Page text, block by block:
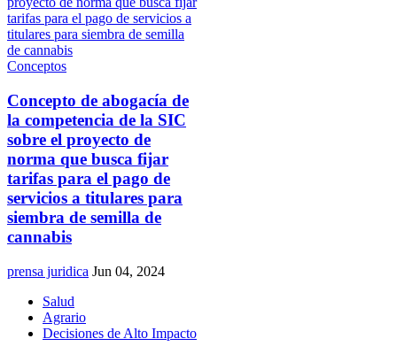
Conceptos
Concepto de abogacía de
la competencia de la SIC
sobre el proyecto de
norma que busca fijar
tarifas para el pago de
servicios a titulares para
siembra de semilla de
cannabis
prensa juridica Jun 04, 2024
Salud
Agrario
Decisiones de Alto Impacto